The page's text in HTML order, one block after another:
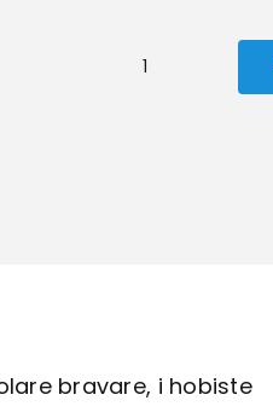
Ugaona
bravare, i hobiste